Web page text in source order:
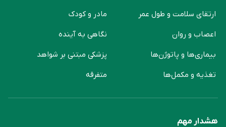
ارتقای سلامت و طول عمر
اعصاب و روان
بیماری‌ها و پاتوژن‌ها
تغذیه و مکمل‌ها
مادر و کودک
نگاهی به آینده
پزشکی مبتنی بر شواهد
متفرقه
هشدار مهم